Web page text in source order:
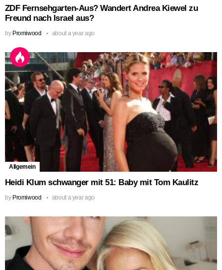
ZDF Fernsehgarten-Aus? Wandert Andrea Kiewel zu
Freund nach Israel aus?
by Promiwood about a year ago
Allgemein
Heidi Klum schwanger mit 51: Baby mit Tom Kaulitz
by Promiwood about a year ago